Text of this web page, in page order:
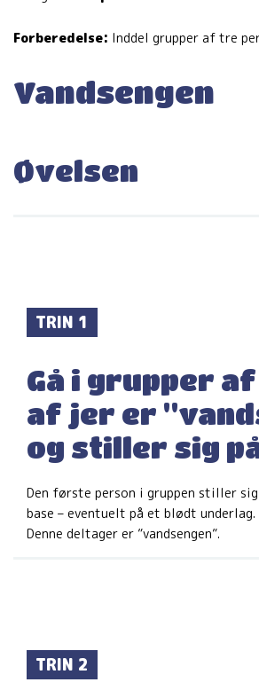
Forberedelse: Inddel grupper af tre
Vandsengen
Øvelsen
TRIN 1
Gå i grupper af
af jer er
og stiller sig
Den første person i gruppen stiller
base – eventuelt på et blødt underlag.
Denne deltager er ”vandsengen”.
TRIN 2